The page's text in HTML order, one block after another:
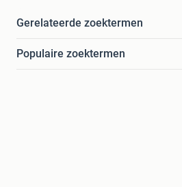
Gerelateerde zoektermen
Populaire zoektermen